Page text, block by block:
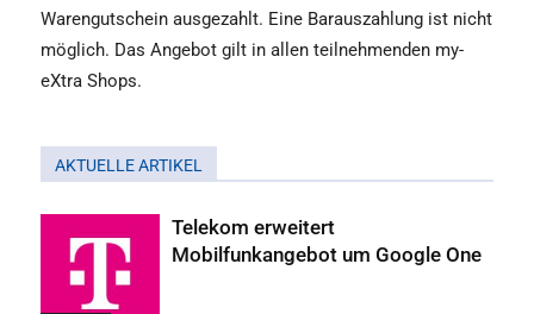
Warengutschein ausgezahlt. Eine Barauszahlung ist nicht
möglich. Das Angebot gilt in allen teilnehmenden my-
eXtra Shops.
AKTUELLE ARTIKEL
Telekom erweitert
Mobilfunkangebot um Google One